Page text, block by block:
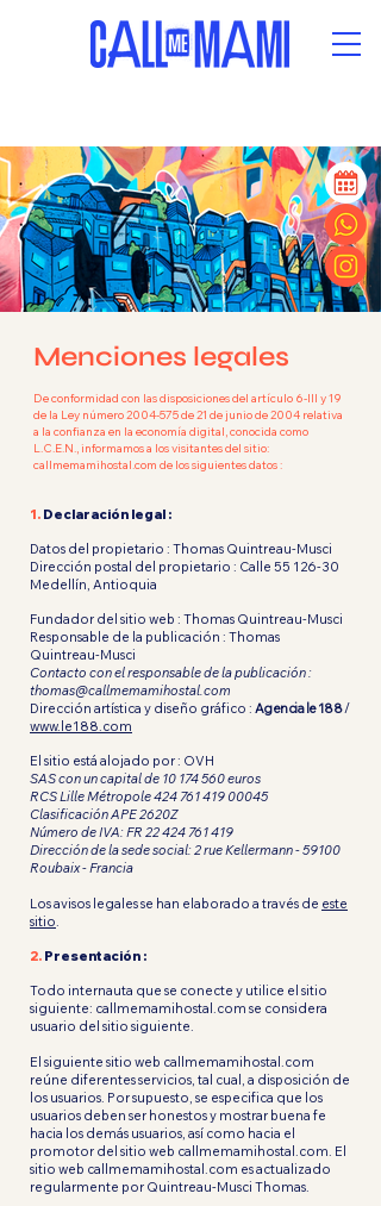
Menciones legales
De conformidad con las disposiciones del artículo 6-III y 19
de la Ley número2004-575de 21 de junio de 2004 relativa
a la confianza en la economía digital, conocida como
L.C.E.N., informamos a los visitantes del sitio:
callmemamihostal.com de los siguientes datos :
1. Declaración legal :
Datos del propietario : Thomas Quintreau-Musci
Dirección postal del propietario : Calle 55 126-30
Medellín, Antioquia
Fundador del sitio web : Thomas Quintreau-Musci
Responsable de la publicación : Thomas
Quintreau-Musci
Contacto con el responsable de la publicación :
thomas@callmemamihostal.com
Dirección artística y diseño gráfico : Agencia le 188/
www.le188.com
El sitio está alojado por : OVH
SAS con un capital de 10 174 560euros
RCS Lille Métropole424 761 419 00045
Clasificación APE 2620Z
Número de IVA: FR 22 424 761 419
Dirección de la sede social: 2 rue Kellermann - 59100
Roubaix - Francia
Los avisos legales se han elaborado a través de este
sitio.
2. Presentación :
Todo internauta que se conecte y utilice el sitio
siguiente: callmemamihostal.com se considera
usuario del sitio siguiente.
El siguiente sitio web callmemamihostal.com
reúne diferentes servicios, tal cual, a disposición de
los usuarios. Por supuesto, se especifica que los
usuarios deben ser honestos y mostrar buena fe
hacia los demás usuarios, así como hacia el
promotor del sitio web callmemamihostal.com. El
sitio web callmemamihostal.com es actualizado
regularmente por Quintreau-Musci Thomas.